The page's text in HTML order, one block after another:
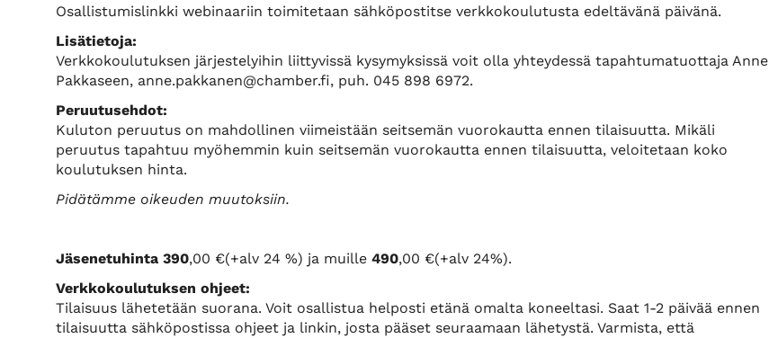
Osallistumislinkki webinaariin toimitetaan sähköpostitse verkkokoulutusta edeltävänä päivänä.
Lisätietoja:
Verkkokoulutuksen järjestelyihin liittyvissä kysymyksissä voit olla yhteydessä tapahtumatuottaja Anne
Pakkaseen, anne.pakkanen@chamber.fi, puh. 045 898 6972.
Peruutusehdot:
Kuluton peruutus on mahdollinen viimeistään seitsemän vuorokautta ennen tilaisuutta. Mikäli
peruutus tapahtuu myöhemmin kuin seitsemän vuorokautta ennen tilaisuutta, veloitetaan koko
koulutuksen hinta.
Pidätämme oikeuden muutoksiin.
Jäsenetuhinta 390,00 €(+alv 24 %) ja muille 490,00 €(+alv 24%).
Verkkokoulutuksen ohjeet:
Tilaisuus lähetetään suorana. Voit osallistua helposti etänä omalta koneeltasi. Saat 1-2 päivää ennen
tilaisuutta sähköpostissa ohjeet ja linkin, josta pääset seuraamaan lähetystä. Varmista, että